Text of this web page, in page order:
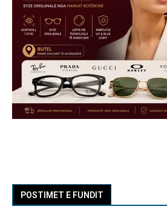
POSTIMET E FUNDIT